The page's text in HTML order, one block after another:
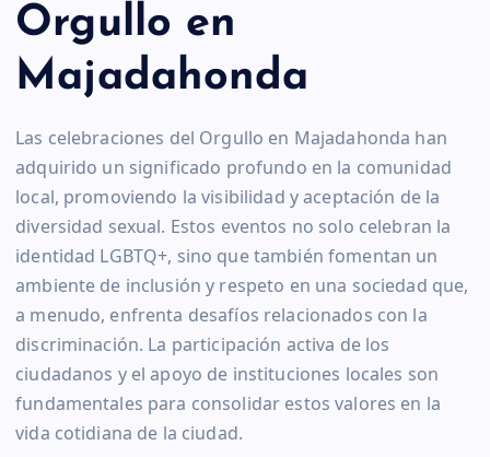
Orgullo en
Majadahonda
Las celebraciones del Orgullo en Majadahonda han
adquirido un significado profundo en la comunidad
local, promoviendo la visibilidad y aceptación de la
diversidad sexual. Estos eventos no solo celebran la
identidad LGBTQ+, sino que también fomentan un
ambiente de inclusión y respeto en una sociedad que,
a menudo, enfrenta desafíos relacionados con la
discriminación. La participación activa de los
ciudadanos y el apoyo de instituciones locales son
fundamentales para consolidar estos valores en la
vida cotidiana de la ciudad.